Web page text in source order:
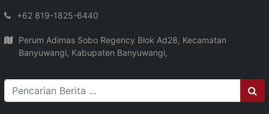
+62 819-1825-6440
Perum Adimas Sobo Regency Blok Ad28, Kecamatan
Banyuwangi, Kabupaten Banyuwangi,